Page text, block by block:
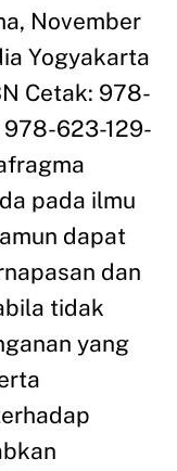
November
Yogyakarta
Cetak: 978-
978-623-129-
pada ilmu
dapat
dan
tidak
yang